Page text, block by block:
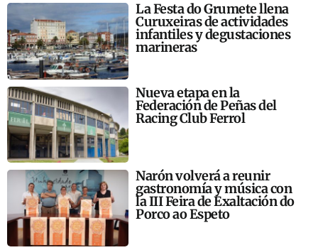
La Festa do Grumete llena
Curuxeiras de actividades
infantiles y degustaciones
marineras
Nueva etapa en la
Federación de Peñas del
Racing Club Ferrol
Narón volverá a reunir
gastronomía y música con
la III Feira de Exaltación do
Porco ao Espeto